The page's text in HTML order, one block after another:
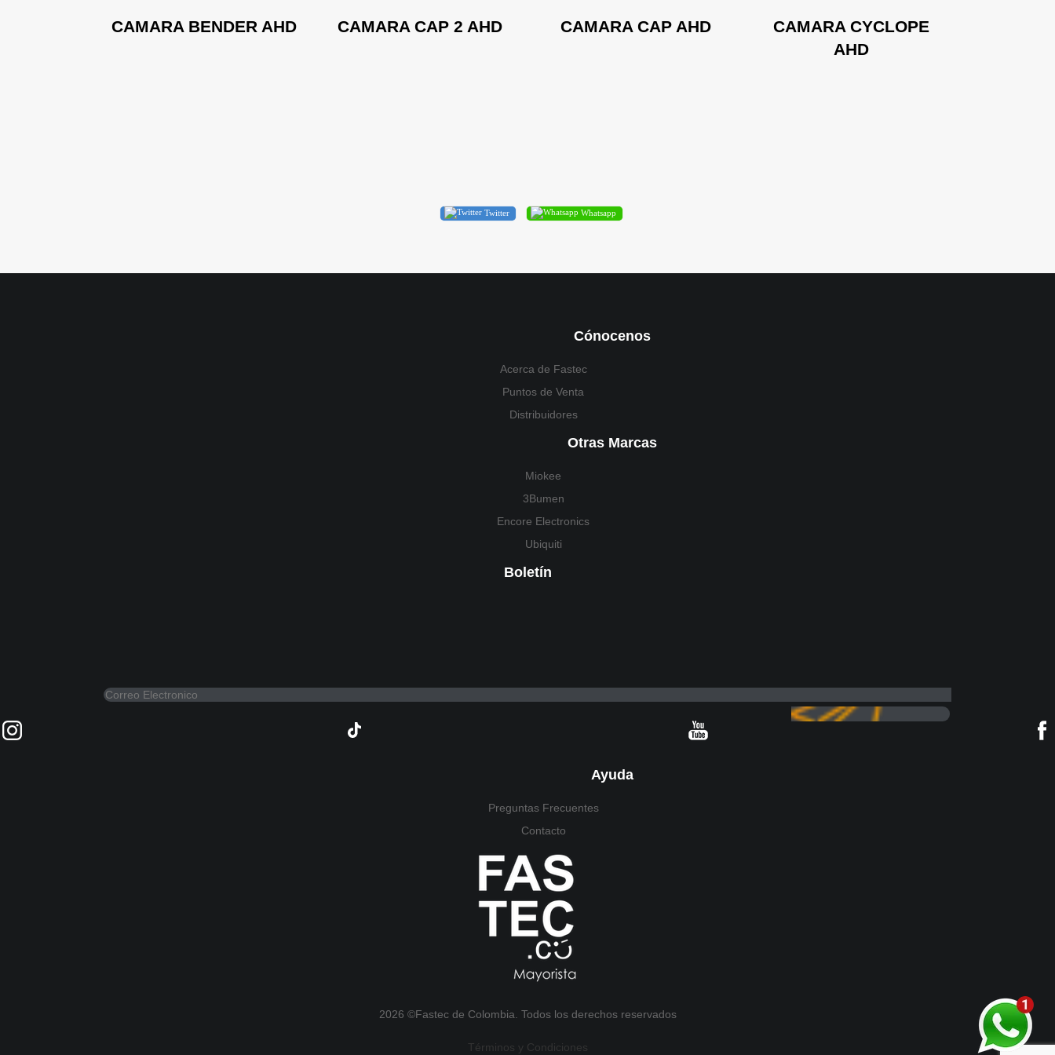
CAMARA BENDER AHD CAMARA CAP 2 AHD CAMARA CAP AHD
CAMARA CYCLOPE
AHD
Twitter Whatsapp
Cónocenos
Acerca de Fastec
Puntos de Venta
Distribuidores
Otras Marcas
Miokee
3Bumen
Encore Electronics
Ubiquiti
Boletín
Ayuda
Preguntas Frecuentes
Contacto
2026 ©Fastec de Colombia. Todos los derechos reservados
Términos y Condiciones